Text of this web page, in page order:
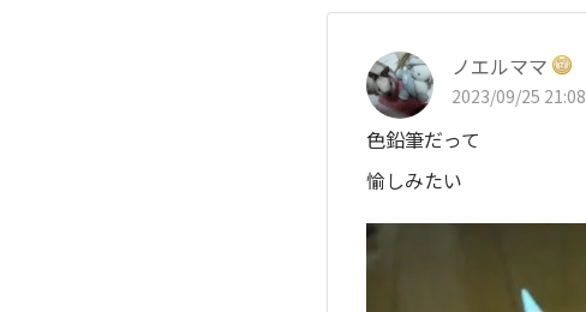
ノエルママ
2023/09/25 21:08
色鉛筆だって
愉しみたい